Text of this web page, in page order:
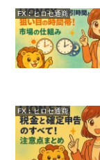
FX︰ヒロセ通商
FX︰ヒロセ通商